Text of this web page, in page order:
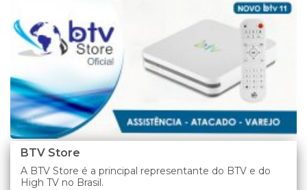
BTV Store
A BTV Store é a principal representante do BTV e do
High TV no Brasil.